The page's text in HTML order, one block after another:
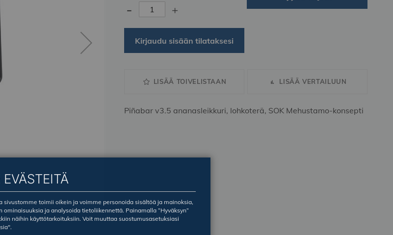
- +
Kirjaudu sisään tilataksesi
LISÄÄ TOIVELISTAAN LISÄÄ VERTAILUUN
Piñabar v3.5 ananasleikkuri, lohkoterä, SOK Mehustamo-konsepti
sivustomme toimii oikein ja voimme personoida sisältöä ja mainoksia,
ominaisuuksia ja analysoida tietoliikennettä. Painamalla ”Hyväksyn”
näihin käyttötarkoituksiin. Voit muuttaa suostumusasetuksiasi